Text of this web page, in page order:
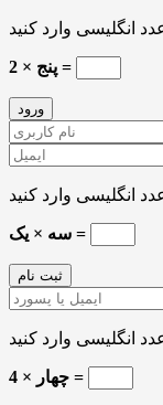
پنج × 2 =
سه × یک =
چهار × 4 =